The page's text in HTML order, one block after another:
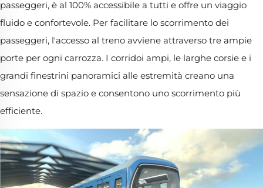
passeggeri, è al 100% accessibile a tutti e offre un viaggio
fluido e confortevole. Per facilitare lo scorrimento dei
passeggeri, l'accesso al treno avviene attraverso tre ampie
porte per ogni carrozza. I corridoi ampi, le larghe corsie e i
grandi finestrini panoramici alle estremità creano una
sensazione di spazio e consentono uno scorrimento più
efficiente.